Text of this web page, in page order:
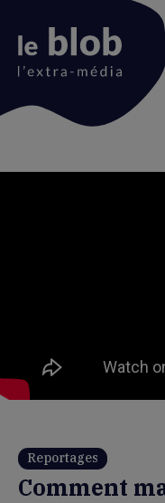
Reportages
Comment